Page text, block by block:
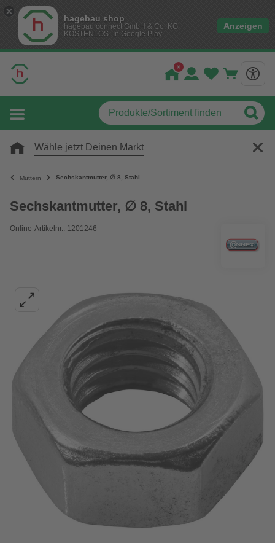
hagebau shop
hagebau connect GmbH & Co. KG
KOSTENLOS- In Google Play
Anzeigen
Wähle jetzt Deinen Markt
Muttern Sechskantmutter, ∅ 8, Stahl
Sechskantmutter, ∅ 8, Stahl
Online-Artikelnr.: 1201246